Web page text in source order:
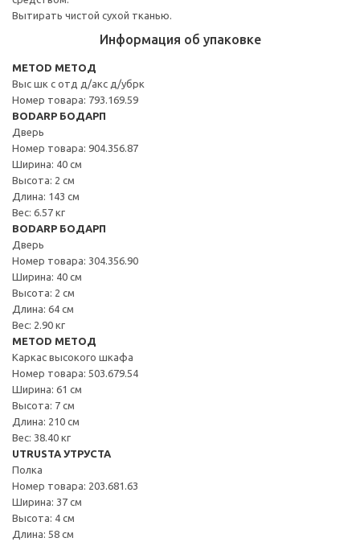
Вытирать чистой сухой тканью.
Информация об упаковке
METOD МЕТОД
Выс шк с отд д/акс д/убрк
Номер товара: 793.169.59
BODARP БОДАРП
Дверь
Номер товара: 904.356.87
Ширина: 40 см
Высота: 2 см
Длина: 143 см
Вес: 6.57 кг
BODARP БОДАРП
Дверь
Номер товара: 304.356.90
Ширина: 40 см
Высота: 2 см
Длина: 64 см
Вес: 2.90 кг
METOD МЕТОД
Каркас высокого шкафа
Номер товара: 503.679.54
Ширина: 61 см
Высота: 7 см
Длина: 210 см
Вес: 38.40 кг
UTRUSTA УТРУСТА
Полка
Номер товара: 203.681.63
Ширина: 37 см
Высота: 4 см
Длина: 58 см